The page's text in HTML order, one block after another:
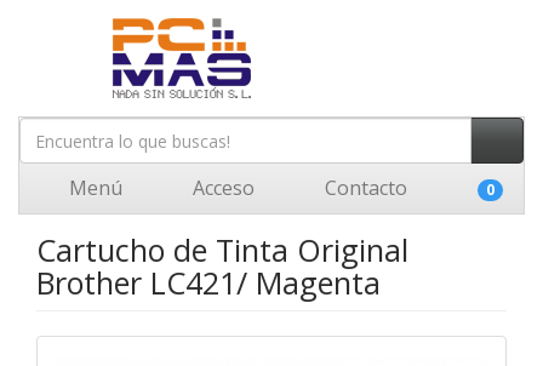
Menú Acceso Contacto 0
Cartucho de Tinta Original
Brother LC421/ Magenta